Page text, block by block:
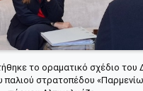
το οραματικό σχέδιο του
παλιού στρατοπέδου